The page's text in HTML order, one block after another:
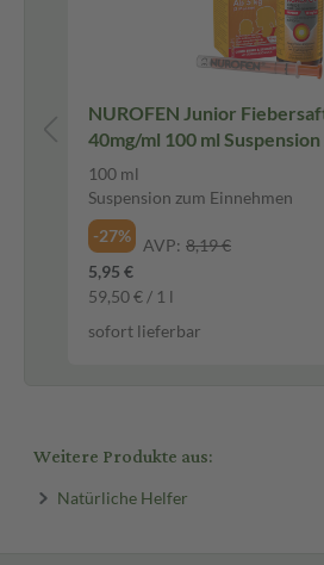
NUROFEN Junior
40mg/ml 100 ml
Einnehmen
100 ml
Suspension zum Einnehmen
-27%
AVP: 8,19 €
5,95 €
59,50 € / 1 l
sofort lieferbar
Weitere Produkte aus:
Natürliche Helfer